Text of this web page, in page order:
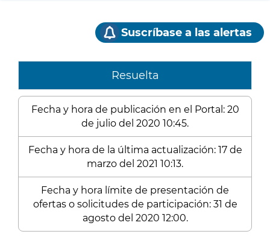
Suscríbase a las alertas
Resuelta
Fecha y hora de publicación en el Portal: 20
de julio del 2020 10:45.
Fecha y hora de la última actualización: 17 de
marzo del 2021 10:13.
Fecha y hora límite de presentación de
ofertas o solicitudes de participación: 31 de
agosto del 2020 12:00.